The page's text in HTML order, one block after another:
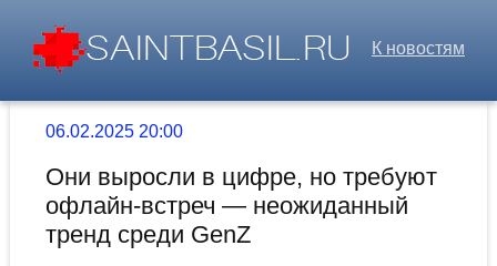
К новостям
06.02.2025 20:00
Они выросли в цифре, но требуют
офлайн-встреч — неожиданный
тренд среди GenZ